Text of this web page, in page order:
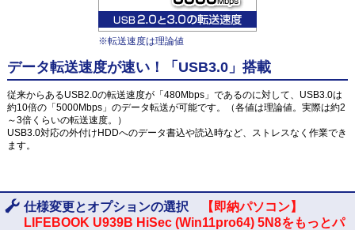
※転送速度は理論値
データ転送速度が速い！「USB3.0」搭載
従来からあるUSB2.0の転送速度が「480Mbps」であるのに対して、USB3.0は
約10倍の「5000Mbps」のデータ転送が可能です。（各値は理論値。実際は約2
～3倍くらいの転送速度。）
USB3.0対応の外付けHDDへのデータ書込や読込時など、ストレスなく作業でき
ます。
仕様変更とオプションの選択
【即納パソコン】
LIFEBOOK U939B HiSec (Win11pro64) 5N8をもっとパ